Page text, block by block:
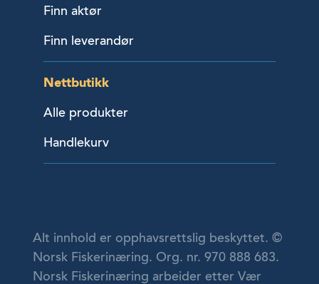
Finn aktør
Finn leverandør
Nettbutikk
Alle produkter
Handlekurv
Alt innhold er opphavsrettslig beskyttet. ©
Norsk Fiskerinæring. Org. nr. 970 888 683.
Norsk Fiskerinæring arbeider etter Vær